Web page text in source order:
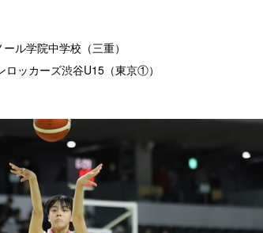
ル学院中学校（三重）
ッカーズ渋谷U15（東京①）